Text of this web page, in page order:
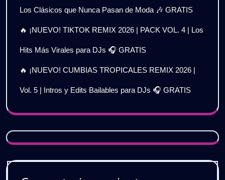
Los Clásicos que Nunca Pasan de Moda 🎶 GRATIS
🔥 ¡NUEVO! TIKTOK REMIX 2026 | PACK VOL. 4 | Los
Hits Más Virales para DJs 🎧 GRATIS
🔥 ¡NUEVO! CUMBIAS TROPICALES REMIX 2026 |
Vol. 5 | Intros y Edits Bailables para DJs 🎧 GRATIS